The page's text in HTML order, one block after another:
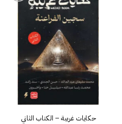
الرغبات
حكايات غريبة – الكتاب الثاني